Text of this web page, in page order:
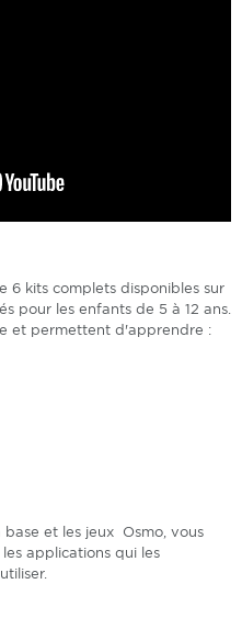
6 kits complets disponibles sur
pour les enfants de 5 à 12 ans.
et permettent d'apprendre :
et les jeux Osmo, vous
applications qui les